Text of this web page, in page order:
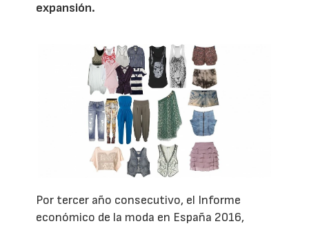
expansión.
Por tercer año consecutivo, el Informe
económico de la moda en España 2016,